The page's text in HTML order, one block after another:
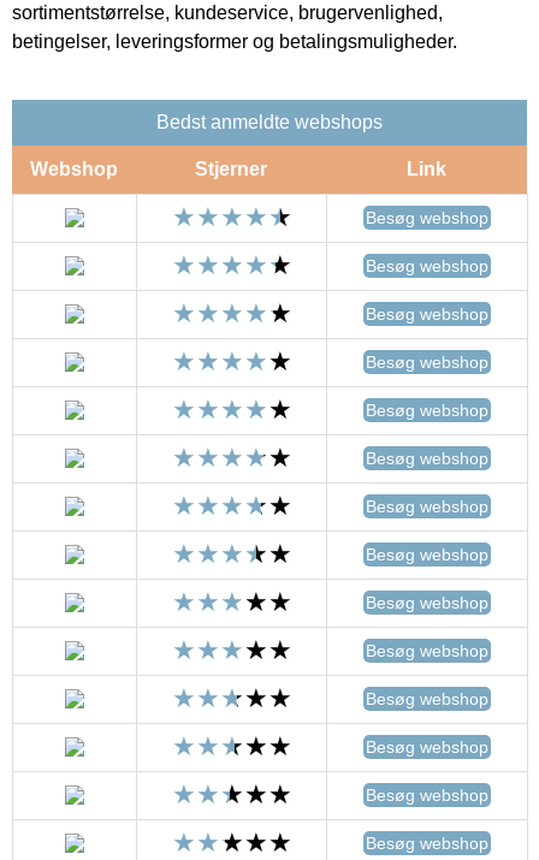
sortimentstørrelse, kundeservice, brugervenlighed,
betingelser, leveringsformer og betalingsmuligheder.
Bedst anmeldte webshops
Webshop Stjerner Link
Besøg webshop
Besøg webshop
Besøg webshop
Besøg webshop
Besøg webshop
Besøg webshop
Besøg webshop
Besøg webshop
Besøg webshop
Besøg webshop
Besøg webshop
Besøg webshop
Besøg webshop
Besøg webshop